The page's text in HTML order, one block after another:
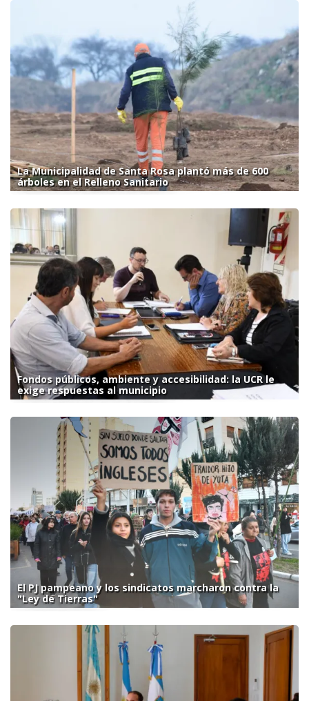
La Municipalidad de Santa Rosa plantó más de 600
árboles en el Relleno Sanitario
Fondos públicos, ambiente y accesibilidad: la UCR le
exige respuestas al municipio
El PJ pampeano y los sindicatos marcharon contra la
"Ley de Tierras"